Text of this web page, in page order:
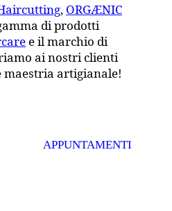
, ORGÆNIC
di prodotti
e il marchio di
ai nostri clienti
maestria artigianale!
APPUNTAMENTI